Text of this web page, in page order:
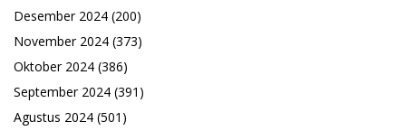
Desember 2024 (200)
November 2024 (373)
Oktober 2024 (386)
September 2024 (391)
Agustus 2024 (501)